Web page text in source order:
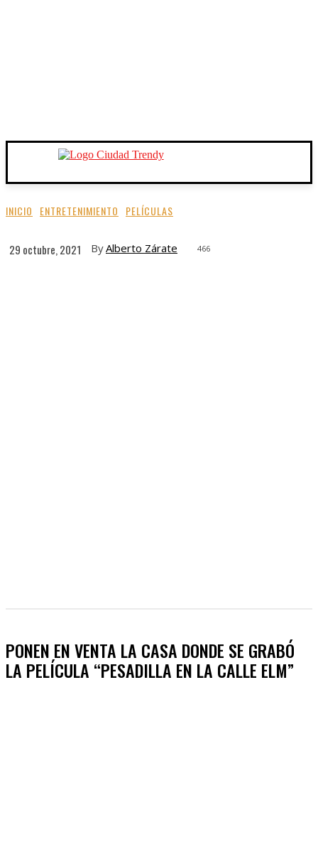
INICIO ENTRETENIMIENTO PELÍCULAS
29 octubre, 2021 ByAlberto Zárate 466
PONEN EN VENTA LA CASA DONDE SE GRABÓ
LA PELÍCULA “PESADILLA EN LA CALLE ELM”